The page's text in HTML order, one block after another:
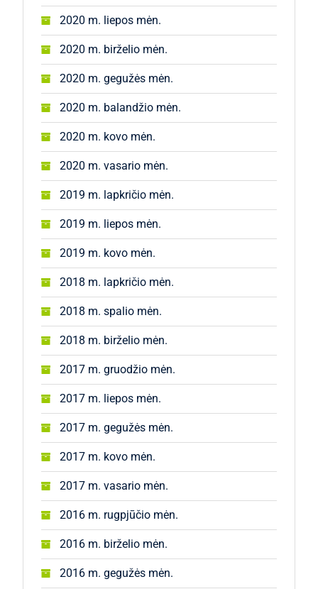
2020 m. liepos mėn.
2020 m. birželio mėn.
2020 m. gegužės mėn.
2020 m. balandžio mėn.
2020 m. kovo mėn.
2020 m. vasario mėn.
2019 m. lapkričio mėn.
2019 m. liepos mėn.
2019 m. kovo mėn.
2018 m. lapkričio mėn.
2018 m. spalio mėn.
2018 m. birželio mėn.
2017 m. gruodžio mėn.
2017 m. liepos mėn.
2017 m. gegužės mėn.
2017 m. kovo mėn.
2017 m. vasario mėn.
2016 m. rugpjūčio mėn.
2016 m. birželio mėn.
2016 m. gegužės mėn.